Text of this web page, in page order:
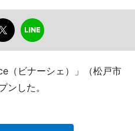
（ビナーシェ）」（松戸市
ンした。